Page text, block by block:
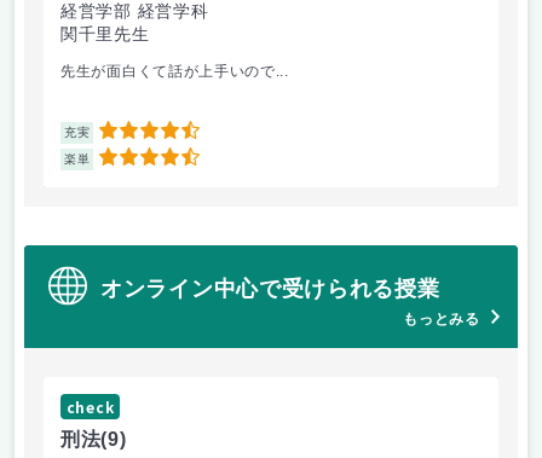
経営学部 経営学科
関千里先生
先生が面白くて話が上手いので...
充実 4.5
楽単 4.5
オンライン中心で受けられる授業
もっとみる
check
刑法(9)